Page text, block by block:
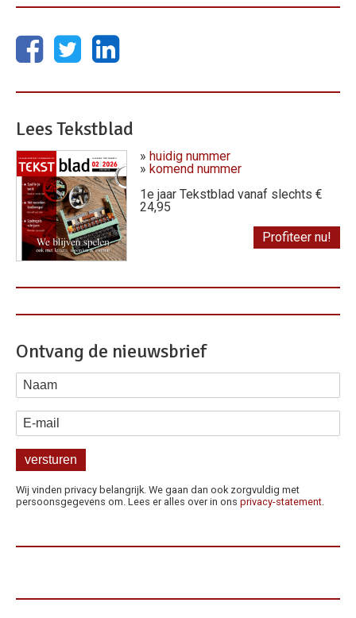
Lees Tekstblad
» huidig nummer
» komend nummer
1e jaar Tekstblad vanaf slechts €
24,95
Profiteer nu!
Ontvang de nieuwsbrief
Naam
E-mail
Wij vinden privacy belangrijk. We gaan dan ook zorgvuldig met
persoonsgegevens om. Lees er alles over in ons privacy-statement